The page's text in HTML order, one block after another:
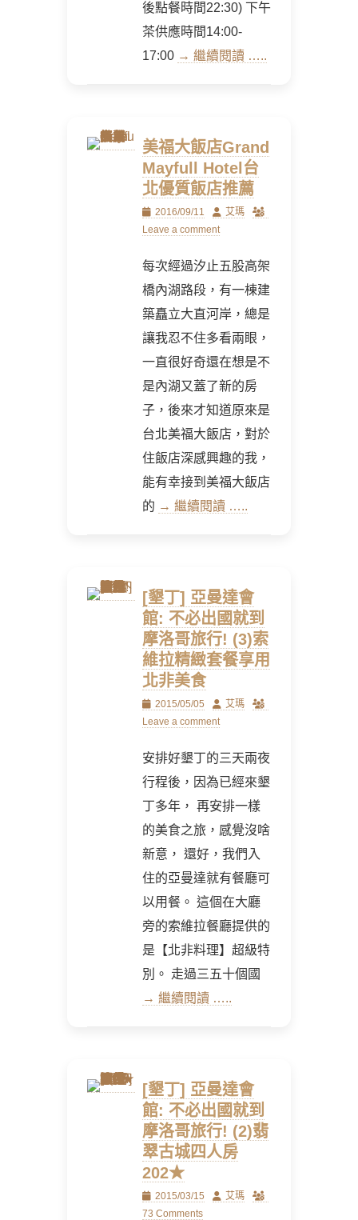
後點餐時間22:30) 下午
茶供應時間14:00-
17:00 → 繼續閱讀 …..
美福大飯店Grand
Mayfull Hotel台
北優質飯店推薦
Posted
on
2016/09/11 Author
艾瑪
Leave a comment
每次經過汐止五股高架
橋內湖路段，有一棟建
築矗立大直河岸，總是
讓我忍不住多看兩眼，
一直很好奇還在想是不
是內湖又蓋了新的房
子，後來才知道原來是
台北美福大飯店，對於
住飯店深感興趣的我，
能有幸接到美福大飯店
的 → 繼續閱讀 …..
[墾丁] 亞曼達會
館: 不必出國就到
摩洛哥旅行! (3)索
維拉精緻套餐享用
北非美食
Posted
on
2015/05/05 Author
艾瑪
Leave a comment
安排好墾丁的三天兩夜
行程後，因為已經來墾
丁多年， 再安排一樣
的美食之旅，感覺沒啥
新意， 還好，我們入
住的亞曼達就有餐廳可
以用餐。 這個在大廳
旁的索維拉餐廳提供的
是【北非料理】超級特
別。 走過三五十個國
→ 繼續閱讀 …..
[墾丁] 亞曼達會
館: 不必出國就到
摩洛哥旅行! (2)翡
翠古城四人房
202★
Posted
on
2015/03/15 Author
艾瑪
73 Comments